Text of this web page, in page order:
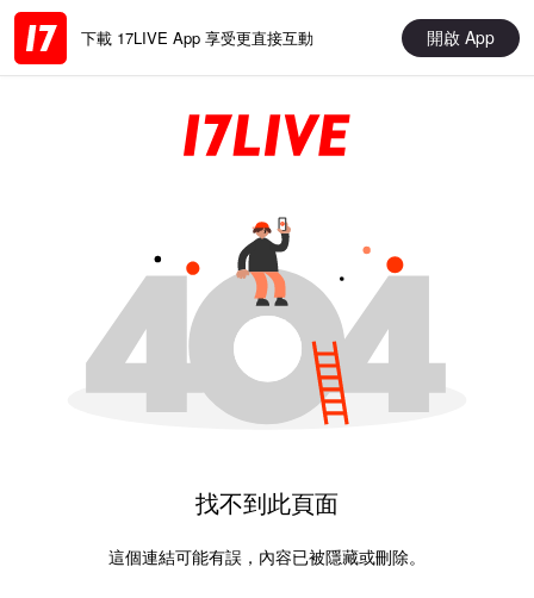
下載 17LIVE App 享受更直接互動 開啟 App
找不到此頁面
這個連結可能有誤，內容已被隱藏或刪除。